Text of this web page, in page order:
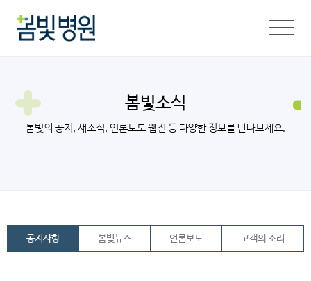
봄빛소식
봄빛의 공지, 새소식, 언론보도 웹진 등 다양한 정보를 만나보세요.
공지사항 봄빛뉴스 언론보도 고객의 소리